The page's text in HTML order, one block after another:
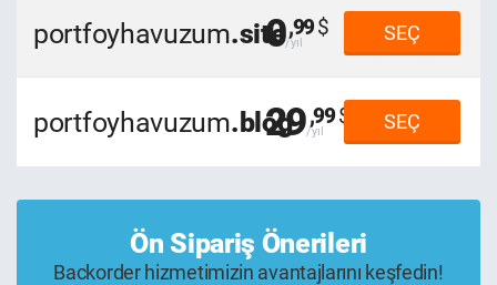
portfoyhavuzum.site
0,99 SEÇ
portfoyhavuzum.blog
29,99 SEÇ
Ön Sipariş Önerileri
Backorder hizmetimizin avantajlarını keşfedin!